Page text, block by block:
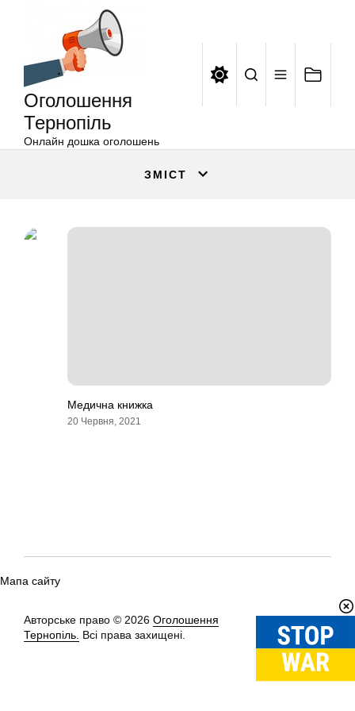
Оголошення
Тернопіль
Онлайн дошка оголошень
ЗМІСТ
Медична книжка
20 Червня, 2021
Мапа сайту
Авторське право © 2026 Оголошення
Тернопіль. Всі права захищені.
Вгору↑